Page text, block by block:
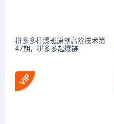
拼多多打爆班原创高阶技术第
47期，拼多多起爆链